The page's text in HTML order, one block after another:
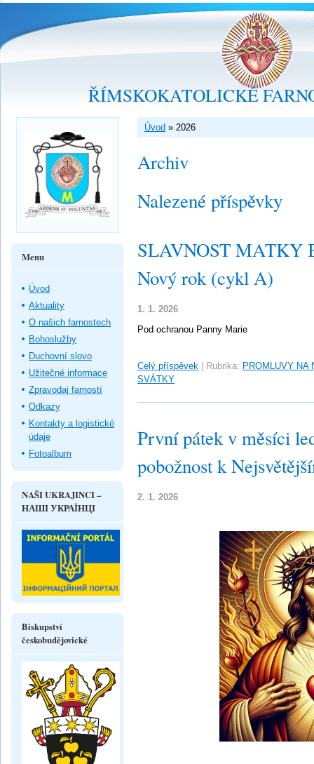
ŘÍMSKOKATOLICKÉ
Úvod » 2026
Archiv
Nalezené příspěvky
SLAVNOST MATKY
Nový rok (cykl A)
1. 1. 2026
Pod ochranou Panny Marie
Celý příspěvek Rubrika: PROMLUVY NA
SVÁTKY
První pátek v měsíci
pobožnost k
2. 1. 2026
Menu
Úvod
Aktuality
O našich farnostech
Bohoslužby
Duchovní slovo
Užitečné informace
Zpravodaj farností
Odkazy
Kontakty a logistické
údaje
Fotoalbum
NAŠI UKRAJINCI –
НАШІ УКРАЇНЦІ
Biskupství
českobudějovické